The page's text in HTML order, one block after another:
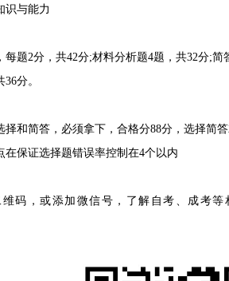
与能力
2分，共42分;材料分析题4题，共32分;简
分。
简答，必须拿下，合格分88分，选择简答
在保证选择题错误率控制在4个以内
，或添加微信号，了解自考、成考等